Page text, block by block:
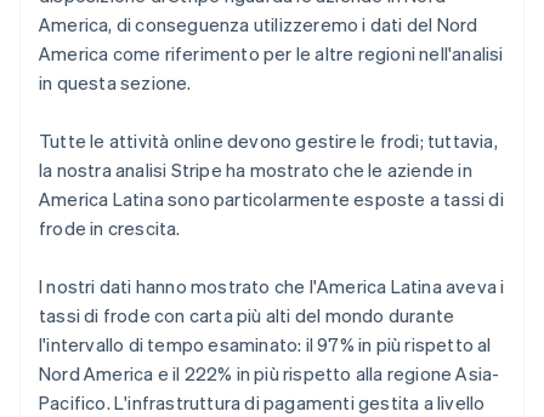
America, di conseguenza utilizzeremo i dati del Nord
America come riferimento per le altre regioni nell'analisi
in questa sezione.
Tutte le attività online devono gestire le frodi; tuttavia,
la nostra analisi Stripe ha mostrato che le aziende in
America Latina sono particolarmente esposte a tassi di
frode in crescita.
I nostri dati hanno mostrato che l'America Latina aveva i
tassi di frode con carta più alti del mondo durante
l'intervallo di tempo esaminato: il 97% in più rispetto al
Nord America e il 222% in più rispetto alla regione Asia-
Pacifico. L'infrastruttura di pagamenti gestita a livello